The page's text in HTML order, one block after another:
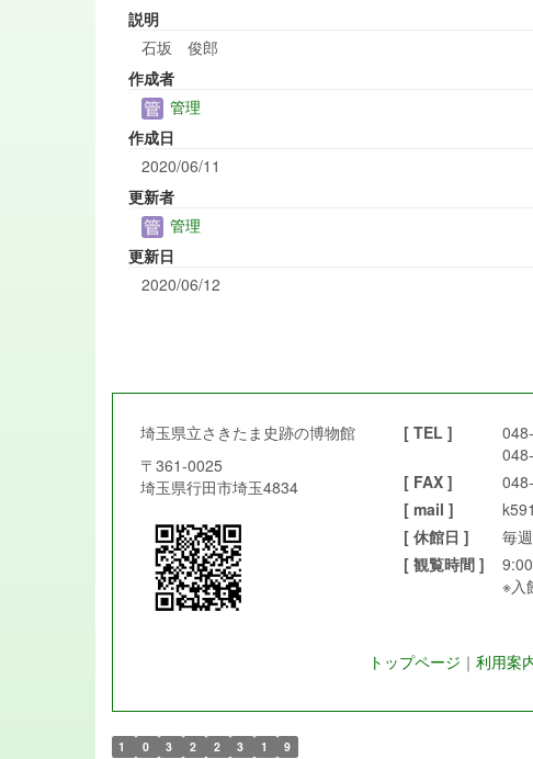
説明
石坂 俊郎
作成者
管理
作成日
2020/06/11
更新者
管理
更新日
2020/06/12
埼玉県立さきたま史跡の博物館
〒361-0025
埼玉県行田市埼玉4834
[ TEL ]
[ FAX ]
[ mail ]
[ 休館日 ]
毎
[ 観覧時間 ]
※入
トップページ ｜ 利用案
1 0 3 2 2 3 1 9